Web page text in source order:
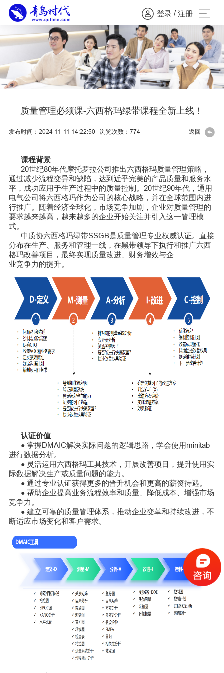
登录 / 注册
质量管理必须课-六西格玛绿带课程全新上线！
发布时间：2024-11-11 14:22:50 浏览次数： 774 返回
课程背景
20世纪80年代摩托罗拉公司推出六西格玛质量管理策略，
通过减少流程变异和缺陷，达到近乎完美的产品质量和服务水
平，成功应用于生产过程中的质量控制。20世纪90年代，通用
电气公司将六西格玛作为公司的核心战略，并在全球范围内进
行推广。随着经济全球化，市场竞争加剧，企业对质量管理的
要求越来越高，越来越多的企业开始关注并引入这一管理模
式。
中质协六西格玛绿带SSGB是质量管理专业权威认证。直接
分布在生产、服务和管理一线，在黑带领导下执行和推广六西
格玛改善项目，最终实现质量改进、财务增效与企
业竞争力的提升。
认证价值
● 掌握DMAIC解决实际问题的逻辑思路，学会使用minitab
进行数据分析。
● 灵活运用六西格玛工具技术，开展改善项目，提升使用实
际数据解决生产或质量问题的能力。
● 通过专业认证获得更多的晋升机会和更高的薪资待遇。
● 帮助企业提高业务流程效率和质量、降低成本、增强市场
竞争力。
● 建立可靠的质量管理体系，推动企业变革和持续改进，不
断适应市场变化和客户需求。